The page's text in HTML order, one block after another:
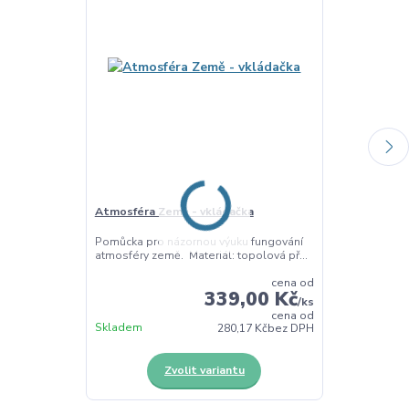
Atmosféra Země - vkládačka
Pomůcka pro názornou výuku fungování
atmosféry země. Materiál: topolová př...
cena od
339,00 Kč/ks
cena od
280,17 Kčbez DPH
Skladem
Zvolit variantu